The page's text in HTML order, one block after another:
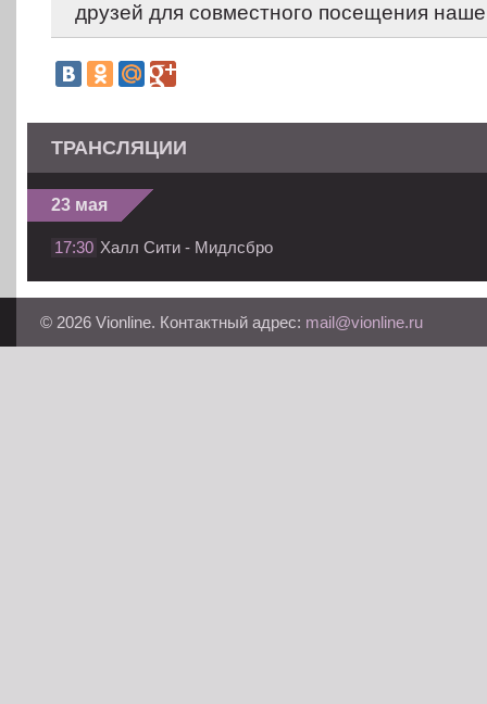
друзей для совместного посещения
ТРАНСЛЯЦИИ
23 мая
17:30 Халл Сити - Мидлсбро
© 2026 Vionline. Контактный адрес: mail@vionline.ru